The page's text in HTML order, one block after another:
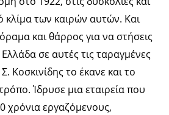
κλίμα των καιρών αυτών. Και
και θάρρος για να στήσεις
σε αυτές τις ταραγμένες
Κοσκινίδης το έκανε και το
Ίδρυσε μια εταιρεία που
χρόνια εργαζόμενους,